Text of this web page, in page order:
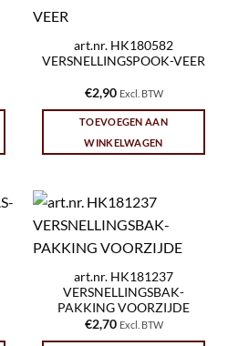
art.nr. HK180582
VERSNELLINGSPOOK-VEER
€2,90 Excl. BTW
TOEVOEGEN AAN
WINKELWAGEN
art.nr. HK181237
VERSNELLINGSBAK-
PAKKING VOORZIJDE
€2,70 Excl. BTW